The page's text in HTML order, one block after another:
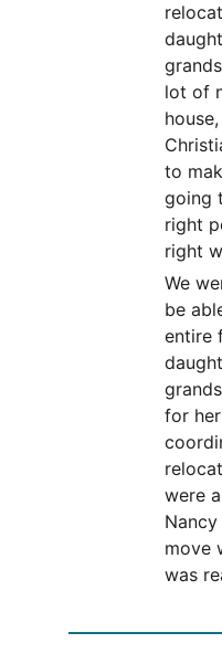
lot of
to
going
right
right
We
be
entire
for
were
move
was